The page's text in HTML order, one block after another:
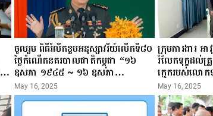
ចូលរួម ពិធីរំលឹកខួបអនុស្សាវរីយ៍លើកទី៨០
ថ្ងៃកំណើតនគរបាលជាតិកម្ពុជា “១៦
ឧសភា ១៩៤៥ ~ ១៦ ឧសភា
២០២៥”...
May 16, 2025
ក្រុមការងារ
រំលែកទុក្ខដល់
ក្មេករបស់លោ
May 16, 2025